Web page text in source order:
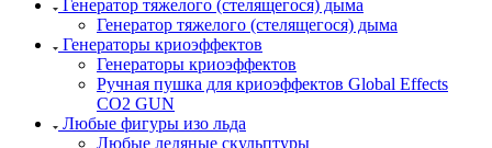
Генератор тяжелого (стелящегося) дыма
Генератор тяжелого (стелящегося) дыма
Генераторы криоэффектов
Генераторы криоэффектов
Ручная пушка для криоэффектов Global Effects
CO2 GUN
Любые фигуры изо льда
Любые ледяные скульптуры